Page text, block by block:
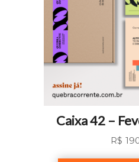
Caixa 42 –
R$